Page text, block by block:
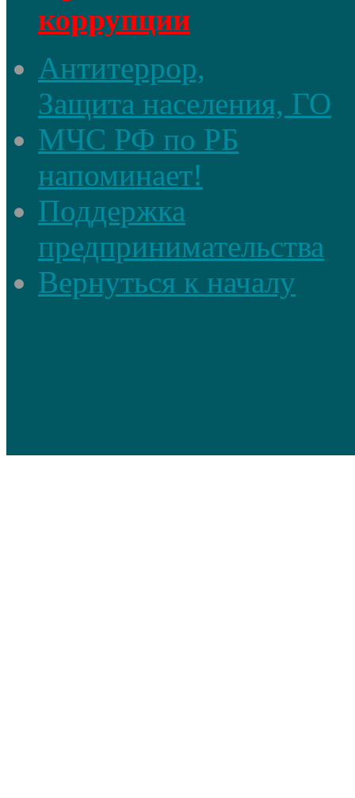
коррупции
Антитеррор,
Защита населения, ГО
МЧС РФ по РБ
напоминает!
Поддержка
предпринимательства
Вернуться к началу